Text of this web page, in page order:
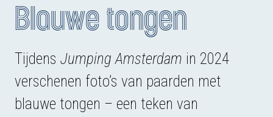
Blauwe tongen
Tijdens Jumping Amsterdam in 2024
verschenen foto’s van paarden met
blauwe tongen – een teken van